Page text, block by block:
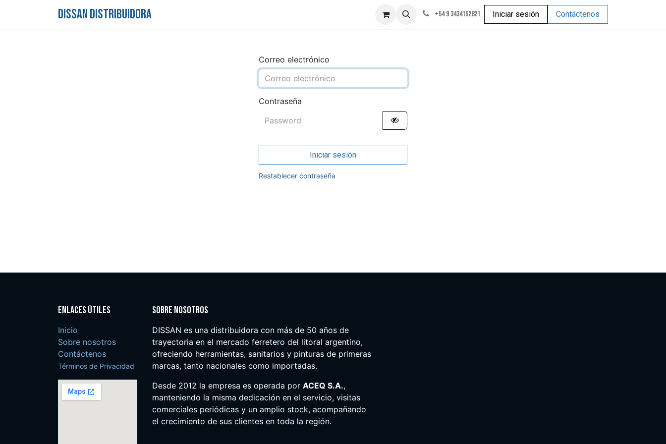
DISSAN DISTRIBUIDORA +54 9 3434152821 Iniciar sesión Contáctenos
Correo electrónico
Contraseña
Iniciar sesión
Restablecer contraseña
Enlaces útiles
Inicio
Sobre nosotros
Contáctenos
Términos de Privacidad
Sobre nosotros
DISSAN es una distribuidora con más de 50 años de
trayectoria en el mercado ferretero del litoral argentino,
ofreciendo herramientas, sanitarios y pinturas de primeras
marcas, tanto nacionales como importadas.
Desde 2012 la empresa es operada por ACEQ S.A.,
manteniendo la misma dedicación en el servicio, visitas
comerciales periódicas y un amplio stock, acompañando
el crecimiento de sus clientes en toda la región.